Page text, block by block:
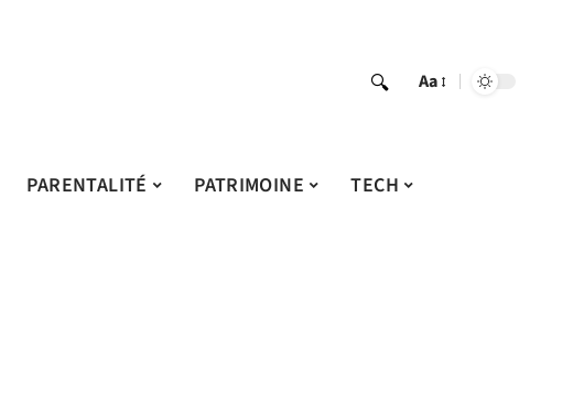
Aa
PARENTALITÉ PATRIMOINE
TECH